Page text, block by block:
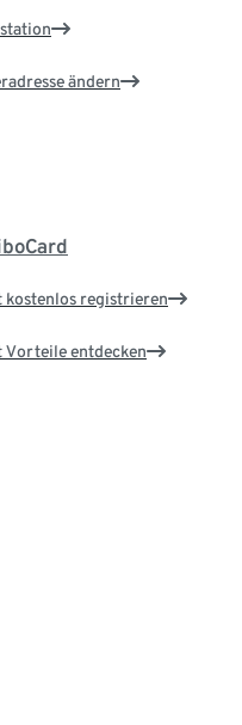
ändern
kostenlos registrieren
Vorteile entdecken